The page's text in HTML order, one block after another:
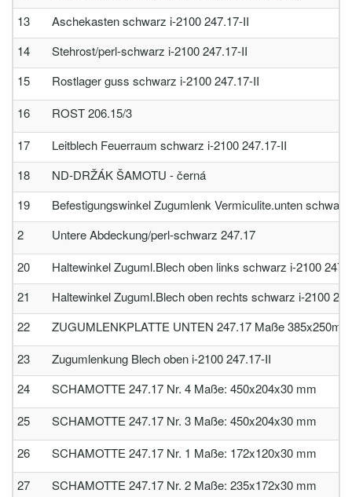
13
Aschekasten schwarz i-2100 247.17-II
14
Stehrost/perl-schwarz i-2100 247.17-II
15
Rostlager guss schwarz i-2100 247.17-II
16
ROST 206.15/3
17
Leitblech Feuerraum schwarz i-2100 247.17-II
18
ND-DRŽÁK ŠAMOTU - černá
19
Befestigungswinkel Zugumlenk Vermiculite.unten
2
Untere Abdeckung/perl-schwarz 247.17
20
Haltewinkel Zuguml.Blech oben links schwarz i-2100
21
Haltewinkel Zuguml.Blech oben rechts schwarz i-2100
22
ZUGUMLENKPLATTE UNTEN 247.17 Maße 385x250mm
23
Zugumlenkung Blech oben i-2100 247.17-II
24
SCHAMOTTE 247.17 Nr. 4 Maße: 450x204x30 mm
25
SCHAMOTTE 247.17 Nr. 3 Maße: 450x204x30 mm
26
SCHAMOTTE 247.17 Nr. 1 Maße: 172x120x30 mm
27
SCHAMOTTE 247.17 Nr. 2 Maße: 235x172x30 mm